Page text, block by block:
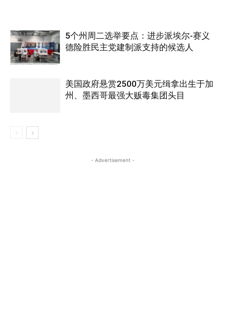
5个州周二选举要点：进步派埃尔-赛义
德险胜民主党建制派支持的候选人
美国政府悬赏2500万美元缉拿出生于加
州、墨西哥最强大贩毒集团头目
- Advertisement -